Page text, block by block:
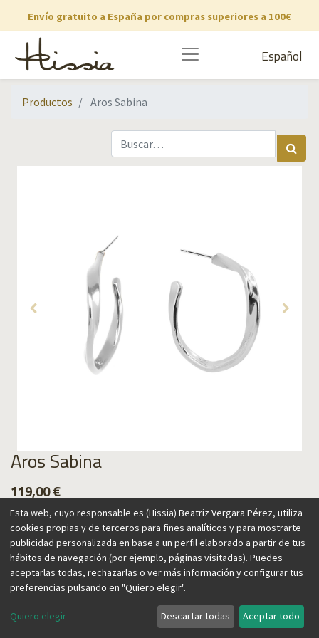
Envío gratuito a España por compras superiores a 100€
Español
Productos Aros Sabina
Aros Sabina
119,00€
Agregar al carrito
Esta colección está inspirada en el árbol de la sabina, uno de
Esta web, cuyo responsable es (Hissia) Beatriz Vergara Pérez, utiliza
cookies propias y de terceros para fines analíticos y para mostrarte
publicidad personalizada en base a un perfil elaborado a partir de tus
hábitos de navegación (por ejemplo, páginas visitadas). Puedes
aceptarlas todas, rechazarlas o ver más información y configurar tus
preferencias pulsando en "Quiero elegir".
Quiero elegir Descartar todas Aceptar todo